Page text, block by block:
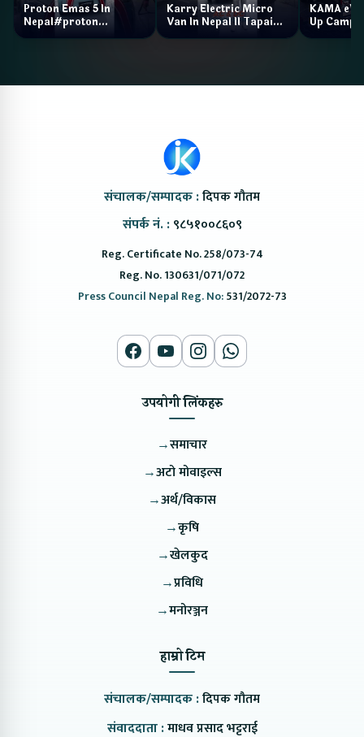
Proton Emas 5 In
Nepal#proton
#protonemas5#protonnepal#evcarnepal
Karry Electric Micro
Van In Nepal II Tapaiko
Bazar II Jankari
KAMA eV
Up Camp
संचालक/सम्पादक :दिपक गौतम
संपर्क नं. : ९८५१००८६०९
Reg. Certificate No. 258/073-74
Reg. No. 130631/071/072
Press Council Nepal Reg. No:531/2072-73
उपयोगी लिंकहरु
→समाचार
→अटो मोवाइल्स
→अर्थ/विकास
→कृषि
→खेलकुद
→प्रविधि
→मनोरञ्जन
हाम्रो टिम
संचालक/सम्पादक :दिपक गौतम
संवाददाता :माधव प्रसाद भट्टराई